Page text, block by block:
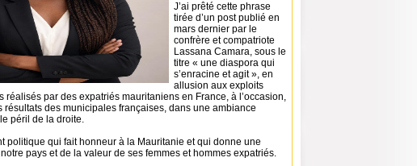
J’ai prêté cette phrase
tirée d’un post publié en
mars dernier par le
confrère et compatriote
Lassana Camara, sous le
titre « une diaspora qui
s’enracine et agit », en
allusion aux exploits
réalisés par des expatriés mauritaniens en France, à l’occasion,
résultats des municipales françaises, dans une ambiance
péril de la droite.
politique qui fait honneur à la Mauritanie et qui donne une
pays et de la valeur de ses femmes et hommes expatriés.